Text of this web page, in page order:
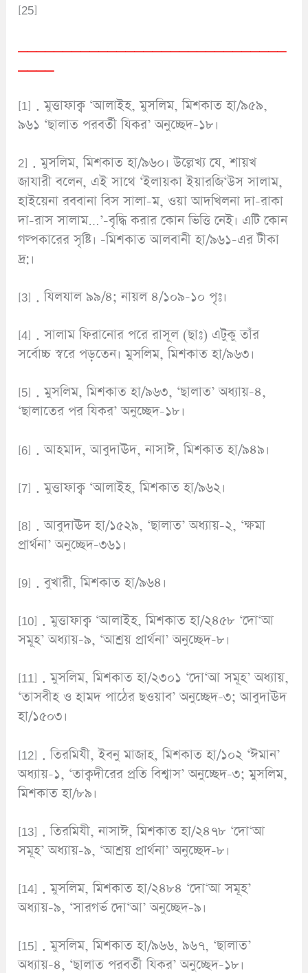
[25]
______________________________
____
[1] . মুত্তাফাক্ব ‘আলাইহ, মুসলিম, মিশকাত হা/৯৫৯,
৯৬১ ‘ছালাত পরবর্তী যিকর’ অনুচ্ছেদ-১৮।
2] . মুসলিম, মিশকাত হা/৯৬০। উল্লেখ্য যে, শায়খ
জাযারী বলেন, এই সাথে ‘ইলায়কা ইয়ারজি‘উস সালাম,
হাইয়েনা রববানা বিস সালা-ম, ওয়া আদখিলনা দা-রাকা
দা-রাস সালাম…’-বৃদ্ধি করার কোন ভিত্তি নেই। এটি কোন
গল্পকারের সৃষ্টি। -মিশকাত আলবানী হা/৯৬১-এর টীকা
দ্র:।
[3] . যিলযাল ৯৯/৪; নায়ল ৪/১০৯-১০ পৃঃ।
[4] . সালাম ফিরানোর পরে রাসূল (ছাঃ) এটুকু তাঁর
সর্বোচ্চ স্বরে পড়তেন। মুসলিম, মিশকাত হা/৯৬৩।
[5] . মুসলিম, মিশকাত হা/৯৬৩, ‘ছালাত’ অধ্যায়-৪,
‘ছালাতের পর যিকর’ অনুচ্ছেদ-১৮।
[6] . আহমাদ, আবুদাঊদ, নাসাঈ, মিশকাত হা/৯৪৯।
[7] . মুত্তাফাক্ব ‘আলাইহ, মিশকাত হা/৯৬২।
[8] . আবুদাঊদ হা/১৫২৯, ‘ছালাত’ অধ্যায়-২, ‘ক্ষমা
প্রার্থনা’ অনুচ্ছেদ-৩৬১।
[9] . বুখারী, মিশকাত হা/৯৬৪।
[10] . মুত্তাফাক্ব ‘আলাইহ, মিশকাত হা/২৪৫৮ ‘দো‘আ
সমূহ’ অধ্যায়-৯, ‘আশ্রয় প্রার্থনা’ অনুচ্ছেদ-৮।
[11] . মুসলিম, মিশকাত হা/২৩০১ ‘দো‘আ সমূহ’ অধ্যায়,
‘তাসবীহ ও হামদ পাঠের ছওয়াব’ অনুচ্ছেদ-৩; আবুদাঊদ
হা/১৫০৩।
[12] . তিরমিযী, ইবনু মাজাহ, মিশকাত হা/১০২ ‘ঈমান’
অধ্যায়-১, ‘তাক্বদীরের প্রতি বিশ্বাস’ অনুচ্ছেদ-৩; মুসলিম,
মিশকাত হা/৮৯।
[13] . তিরমিযী, নাসাঈ, মিশকাত হা/২৪৭৮ ‘দো‘আ
সমূহ’ অধ্যায়-৯, ‘আশ্রয় প্রার্থনা’ অনুচ্ছেদ-৮।
[14] . মুসলিম, মিশকাত হা/২৪৮৪ ‘দো‘আ সমূহ’
অধ্যায়-৯, ‘সারগর্ভ দো‘আ’ অনুচ্ছেদ-৯।
[15] . মুসলিম, মিশকাত হা/৯৬৬, ৯৬৭, ‘ছালাত’
অধ্যায়-৪, ‘ছালাত পরবর্তী যিকর’ অনুচ্ছেদ-১৮।